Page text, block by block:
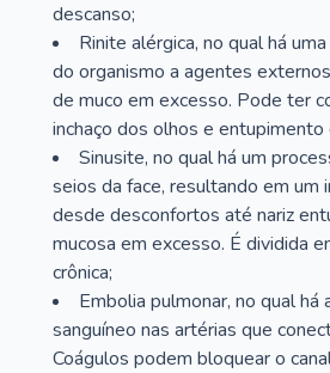
descanso;
Rinite alérgica, no qual há
do organismo a agentes
de muco em excesso. Pode ter
inchaço dos olhos e entupimento
Sinusite, no qual há um
seios da face, resultando em um
desde desconfortos até nariz
mucosa em excesso. É dividida
crônica;
Embolia pulmonar, no qual
sanguíneo nas artérias que
Coágulos podem bloquear o